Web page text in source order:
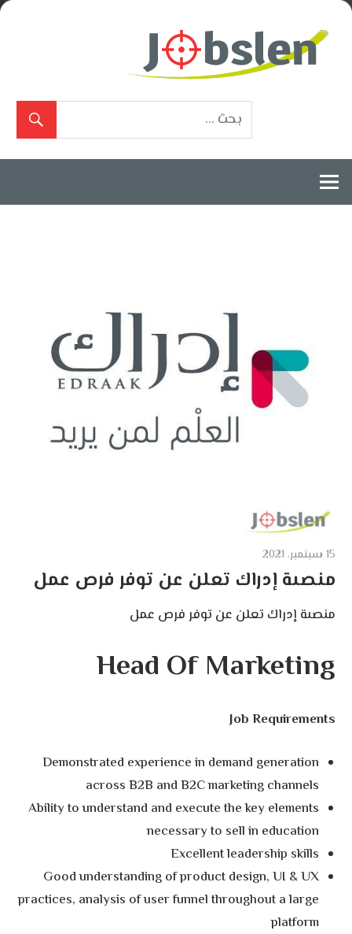
Skip
15 سبتمبر، 2021
منصىة إدراك تعلن عن توفر فرص عمل
منصىة إدراك تعلن عن توفر فرص عمل
Head Of Marketing
Job Requirements
Demonstrated experience in demand generation
across B2B and B2C marketing channels
Ability to understand and execute the key elements
necessary to sell in education
Excellent leadership skills
Good understanding of product design, UI & UX
practices, analysis of user funnel throughout a large
platform